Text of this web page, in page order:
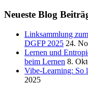
Neueste Blog
Linksammlung
DGFP 2025 24.
Lernen und
beim Lernen 8.
Vibe-Learning: So
2025